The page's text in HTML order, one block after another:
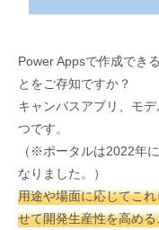
Power Appsで作成でき
とをご存知ですか？
キャンバスアプリ、モ
つです。
（※ポータルは2022年
なりました。）
用途や場面に応じてこ
せて開発生産性を高め